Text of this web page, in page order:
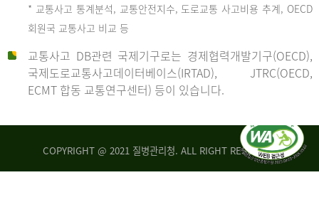
* 교통사고 통계분석, 교통안전지수, 도로교통 사고비용 추계, OECD
회원국 교통사고 비교 등
교통사고 DB관련 국제기구로는 경제협력개발기구(OECD),
국제도로교통사고데이터베이스(IRTAD), JTRC(OECD,
ECMT 합동 교통연구센터) 등이 있습니다.
COPYRIGHT @ 2021 질병관리청. ALL RIGHT RESERVED